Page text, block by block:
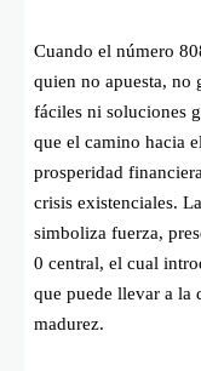
Cuando el número
quien no apuesta, no
fáciles ni soluciones
que el camino hacia
prosperidad
crisis existenciales.
simboliza fuerza,
0 central, el cual
que puede llevar a la
madurez.